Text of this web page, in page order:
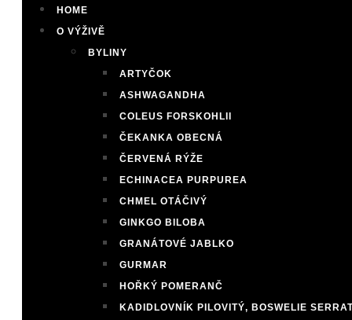
HOME
O VÝŽIVĚ
BYLINY
ARTYČOK
ASHWAGANDHA
COLEUS FORSKOHLII
ČEKANKA OBECNÁ
ČERVENÁ RÝŽE
ECHINACEA PURPUREA
CHMEL OTÁČIVÝ
GINKGO BILOBA
GRANÁTOVÉ JABLKO
GURMAR
HOŘKÝ POMERANČ
KADIDLOVNÍK PILOVITÝ, BOSWELIE